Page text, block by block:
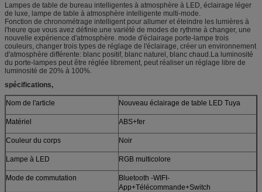
Lampes de table de bureau intelligentes à atmosphère à LED, éclairage léger
de luxe, lampe de table à atmosphère intelligente multi-mode.
Fonction de chronométrage intelligent pour allumer et éteindre les lumières à
l'heure que vous avez définie.une variété de modes de rythme à changer, une
nouvelle expérience d'atmosphère. mode d'éclairage porte-lampe trois
couleurs, changer trois types de réglage de l'éclairage, créer un environnement
d'atmosphère différente: blanc positif, blanc naturel, blanc chaud.La luminosité
du porte-lampes peut être réglée librement, peut réaliser un réglage libre de
luminosité de 20% à 100%.
spécifications,
Nom de l'article Nouveau éclairage de table LED Tuya
Matériel ABS+fer
Couleur du corps Noir
Lampe à LED RGB multicolore
Mode de commutation
Bluetooth -WIFI-
App+Télécommande+Switch